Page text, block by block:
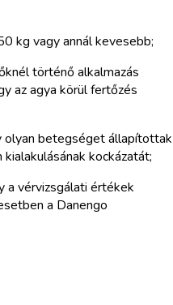
kg vagy annál kevesebb;
történő alkalmazás
az agya körül fertőzés
olyan betegséget állapítottak
kockázatát;
a vérvizsgálati értékek
a Danengo